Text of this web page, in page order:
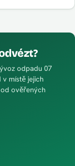
odpadu 07
v místě jejich
ověřených